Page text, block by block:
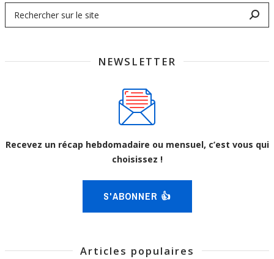
NEWSLETTER
Recevez un récap hebdomadaire ou mensuel, c’est vous qui
choisissez !
S'ABONNER 👍
Articles populaires